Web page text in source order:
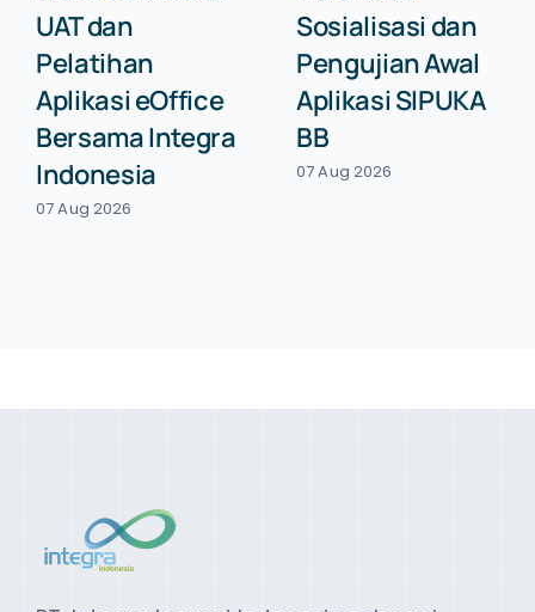
UAT dan
Pelatihan
Aplikasi eOffice
Bersama Integra
Indonesia
07 Aug 2026
Sosialisasi dan
Pengujian Awal
Aplikasi SIPUKA
BB
07 Aug 2026